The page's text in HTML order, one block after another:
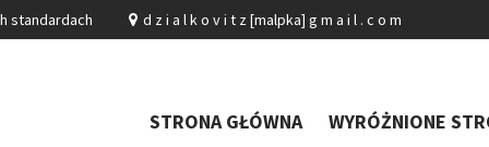
standardach d z i a l k o v i t z [malpka] g m a i l . c o m
STRONA GŁÓWNA WYRÓŻNIONE